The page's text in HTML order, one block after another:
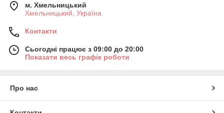
м. Хмельницький
Хмельницький, Україна
Контакти
Сьогодні працює з 09:00 до 20:00
Показати весь графік роботи
Про нас